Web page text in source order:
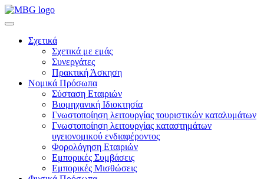
Σχετικά
Σχετικά με εμάς
Συνεργάτες
Πρακτική Άσκηση
Νομικά Πρόσωπα
Σύσταση Εταιριών
Βιομηχανική Ιδιοκτησία
Γνωστοποίηση λειτουργίας τουριστικών καταλυμάτων
Γνωστοποίηση λειτουργίας καταστημάτων
υγειονομικού ενδιαφέροντος
Φορολόγηση Εταιριών
Εμπορικές Συμβάσεις
Εμπορικές Μισθώσεις